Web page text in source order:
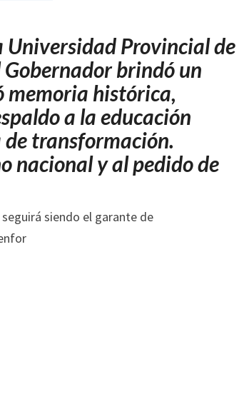
IGUALDAD
DE
OPORTUNIDADES”
Universidad Provincial de
Gobernador brindó un
memoria histórica,
a la educación
transformación.
nacional y al pedido de